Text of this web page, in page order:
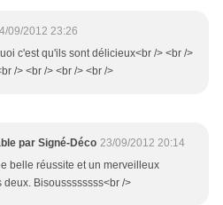
09/2012 23:26
c'est qu'ils sont délicieux<br /> <br />
/> <br /> <br /> <br />
par Signé-Déco 23/09/2012 20:14
belle réussite et un merveilleux
Bisoussssssss<br />